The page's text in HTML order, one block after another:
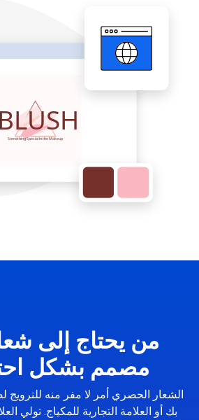
من يحتاج إلى
مصمم بشكل
الشعار الحصري أمر لا مفر منه للترويج
بك أو العلامة التجارية للمكياج. تولي